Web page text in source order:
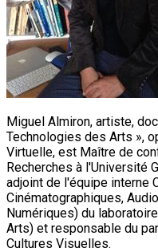
Miguel Almiron, artiste,
Technologies des Arts »,
Virtuelle, est Maître de
Recherches à l'Université
adjoint de l'équipe interne
Cinématographiques,
Numériques) du
Arts) et responsable du
Cultures Visuelles.